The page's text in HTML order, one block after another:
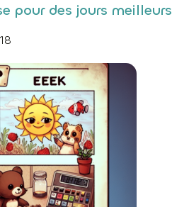
pour des jours meilleurs